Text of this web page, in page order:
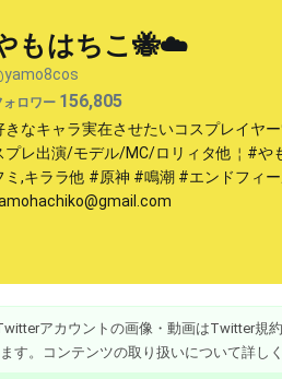
もはちこ🐝☁️
yamo8cos
ォロワー 156,805
きなキャラ実在させたいコスプレイヤ
プレ出演/モデル/MC/ロリィタ他￤#や
ミ,キララ他 #原神 #鳴潮 #エンドフィ
アカウントの画像・動画はTwitter規
す。コンテンツの取り扱いについて詳し